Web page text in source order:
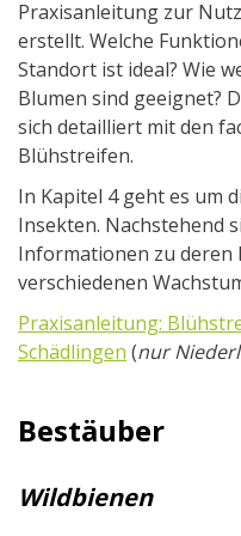
Praxisanleitung zur
erstellt. Welche
Standort ist ideal? Wie
Blumen sind geeignet?
sich detailliert mit den
Blühstreifen.
In Kapitel 4 geht es um
Insekten. Nachstehend
Informationen zu deren
verschiedenen
Praxisanleitung:
Schädlingen (nur
Bestäuber
Wildbienen